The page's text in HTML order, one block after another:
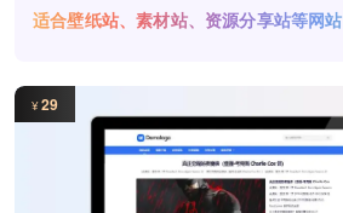
适合壁纸站、素材站、资源分享站等网站
¥29